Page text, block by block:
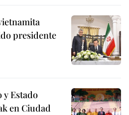
presidente
Estado
en Ciudad